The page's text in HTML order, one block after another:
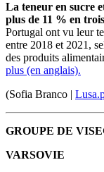
La teneur en sucre
plus de 11 % en
Portugal ont vu leur
entre 2018 et 2021,
des produits
plus (en anglais).
(Sofia Branco |
GROUPE DE
VARSOVIE